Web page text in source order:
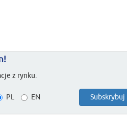
z rynku.
PL EN